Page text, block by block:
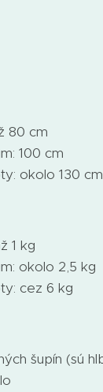
80 cm
100 cm
okolo 130
1 kg
okolo 2,5 kg
cez 6 kg
šupín (sú